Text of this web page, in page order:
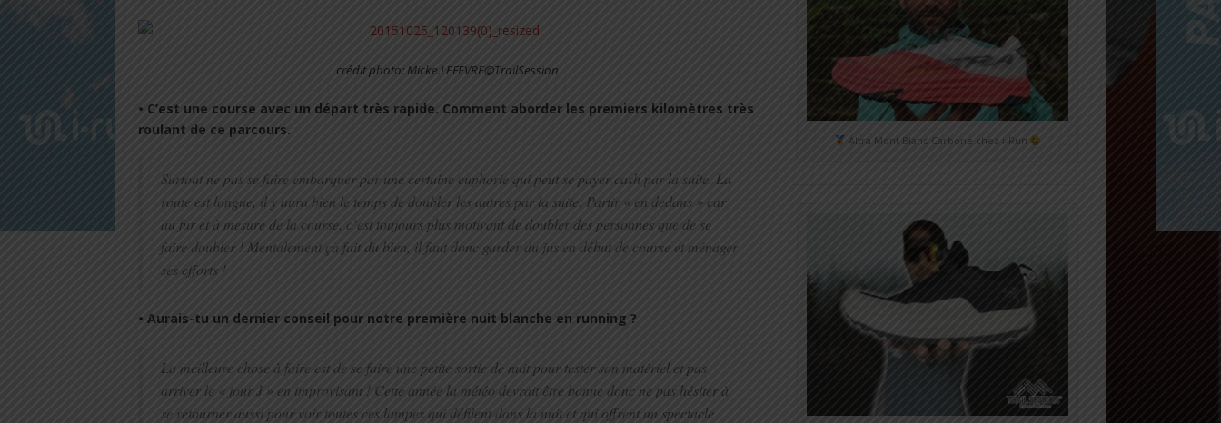
crédit photo: Micke.LEFEVRE@TrailSession
• C’est une course avec un départ très rapide. Comment aborder les premiers kilomètres très
roulant de ce parcours.
Surtout ne pas se faire embarquer par une certaine euphorie qui peut se payer cash par la suite. La
route est longue, il y aura bien le temps de doubler les autres par la suite. Partir « en dedans » car
au fur et à mesure de la course, c’est toujours plus motivant de doubler des personnes que de se
faire doubler ! Mentalement ça fait du bien, il faut donc garder du jus en début de course et ménager
ses efforts !
• Aurais-tu un dernier conseil pour notre première nuit blanche en running ?
La meilleure chose à faire est de se faire une petite sortie de nuit pour tester son matériel et pas
arriver le « jour J » en improvisant ! Cette année la météo devrait être bonne donc ne pas hésiter à
se retourner aussi pour voir toutes ces lampes qui défilent dans la nuit et qui offrent un spectacle
Altra Mont Blanc Carbone chez i-Run